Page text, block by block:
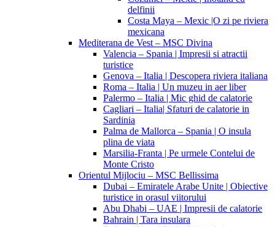
delfinii
Costa Maya – Mexic |O zi pe riviera
mexicana
Mediterana de Vest – MSC Divina
Valencia – Spania | Impresii si atractii
turistice
Genova – Italia | Descopera riviera italiana
Roma – Italia | Un muzeu in aer liber
Palermo – Italia | Mic ghid de calatorie
Cagliari – Italia| Sfaturi de calatorie in
Sardinia
Palma de Mallorca – Spania | O insula
plina de viata
Marsilia-Franta | Pe urmele Contelui de
Monte Cristo
Orientul Mijlociu – MSC Bellissima
Dubai – Emiratele Arabe Unite | Obiective
turistice in orasul viitorului
Abu Dhabi – UAE | Impresii de calatorie
Bahrain | Tara insulara